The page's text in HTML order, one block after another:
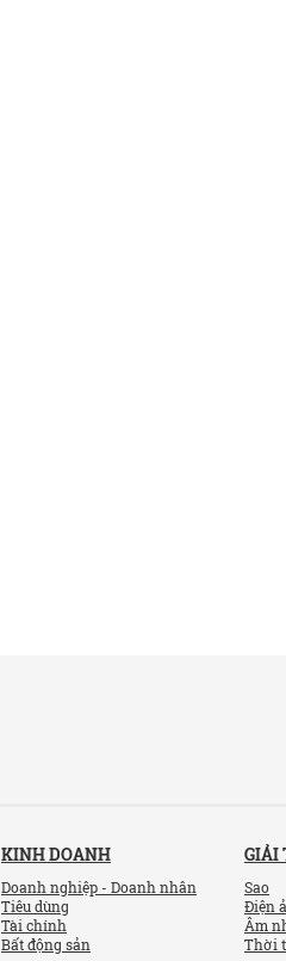
KINH DOANH
Doanh nghiệp - Doanh nhân
Tiêu dùng
Tài chính
Bất động sản
GIẢI
Sao
Điện
Âm
Thời